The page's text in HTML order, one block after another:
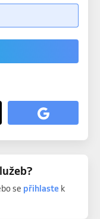
se přihlastek